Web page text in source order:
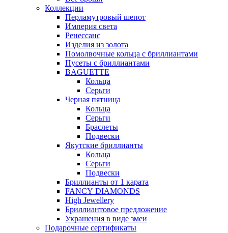
Коллекции
Перламутровый шепот
Империя света
Ренессанс
Изделия из золота
Помолвочные кольца с бриллиантами
Пусеты с бриллиантами
BAGUETTE
Кольца
Серьги
Черная пятница
Кольца
Серьги
Браслеты
Подвески
Якутские бриллианты
Кольца
Серьги
Подвески
Бриллианты от 1 карата
FANCY DIAMONDS
High Jewellery
Бриллиантовое предложение
Украшения в виде змеи
Подарочные сертификаты